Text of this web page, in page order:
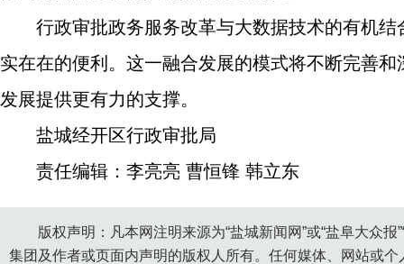
行政审批政务服务改革与大数据技术的有机
实在在的便利。这一融合发展的模式将不断完善
发展提供更有力的支撑。
盐城经开区行政审批局
责任编辑：李亮亮 曹恒锋 韩立东
版权声明：凡本网注明来源为“盐城新闻网”或“盐阜大众
集团及作者或页面内声明的版权人所有。任何媒体、网站或